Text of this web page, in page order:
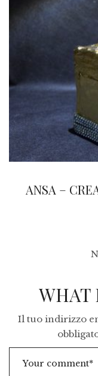
ANSA –
WHAT
Il tuo indirizzo